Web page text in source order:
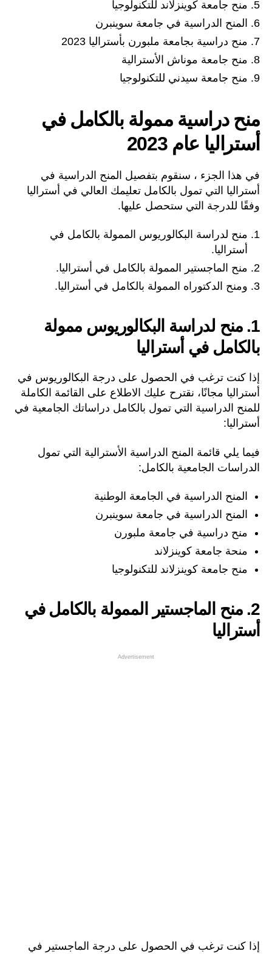
منح جامعة كوينزلاند للتكنولوجيا
المنح الدراسية في جامعة سوينبرن
منح دراسية بجامعة ملبورن بأستراليا 2023
منح جامعة موناش الأسترالية
منح جامعة سيدني للتكنولوجيا
منح دراسية ممولة بالكامل في
أستراليا عام 2023
في هذا الجزء ، سنقوم بتفصيل المنح الدراسية في
أستراليا التي تمول بالكامل تعليمك العالي في أستراليا
وفقًا للدرجة التي ستحصل عليها.
منح لدراسة البكالوريوس الممولة بالكامل في
أستراليا.
منح الماجستير الممولة بالكامل في أستراليا.
ومنح الدكتوراه الممولة بالكامل في أستراليا.
1. منح لدراسة البكالوريوس ممولة
بالكامل في أستراليا
إذا كنت ترغب في الحصول على درجة البكالوريوس في
أستراليا مجانًا، نقترح عليك الاطلاع على القائمة الكاملة
للمنح الدراسية التي تمول بالكامل دراساتك الجامعية في
أستراليا:
فيما يلي قائمة المنح الدراسية الأسترالية التي تمول
الدراسات الجامعية بالكامل:
المنح الدراسية في الجامعة الوطنية
المنح الدراسية في جامعة سوينبرن
منح دراسية في جامعة ملبورن
منحة جامعة كوينزلاند
منح جامعة كوينزلاند للتكنولوجيا
2. منح الماجستير الممولة بالكامل في
أستراليا
Advertisement
إذا كنت ترغب في الحصول على درجة الماجستير في